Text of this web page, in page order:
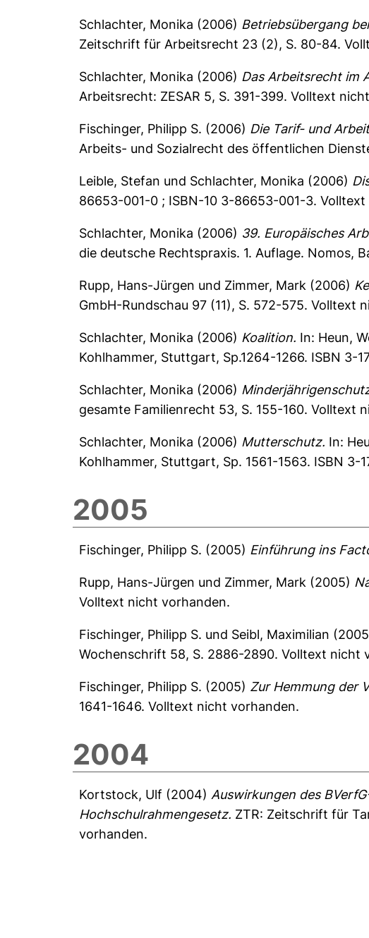
Schlachter, Monika (2006) Betriebsübergang
Zeitschrift für Arbeitsrecht 23 (2), S. 80-84.
Schlachter, Monika (2006) Das Arbeitsrecht im
Arbeitsrecht: ZESAR 5, S. 391-399.Volltext
Fischinger, Philipp S. (2006) Die Tarif- und
Arbeits- und Sozialrecht des öffentlichen
Leible, Stefan und Schlachter, Monika (2006)
86653-001-0 ; ISBN-10 3-86653-001-3.
Schlachter, Monika (2006) 39. Europäisches
die deutsche Rechtspraxis. 1. Auflage. Nomos,
Rupp, Hans-Jürgen und Zimmer, Mark (2006)
GmbH-Rundschau 97 (11), S. 572-575.Volltext
Schlachter, Monika (2006) Koalition. In: Heun,
Kohlhammer, Stuttgart, Sp.1264-1266. ISBN 3-
Schlachter, Monika (2006)
gesamte Familienrecht 53, S. 155-160.Volltext
Schlachter, Monika (2006) Mutterschutz. In:
Kohlhammer, Stuttgart, Sp. 1561-1563. ISBN
2005
Fischinger, Philipp S. (2005) Einführung ins
Rupp, Hans-Jürgen und Zimmer, Mark (2005)
Volltext nicht vorhanden.
Fischinger, Philipp S. und Seibl, Maximilian
Wochenschrift 58, S. 2886-2890.Volltext nicht
Fischinger, Philipp S. (2005) Zur Hemmung der
1641-1646.Volltext nicht vorhanden.
2004
Kortstock, Ulf (2004) Auswirkungen des
Hochschulrahmengesetz. ZTR: Zeitschrift für
vorhanden.